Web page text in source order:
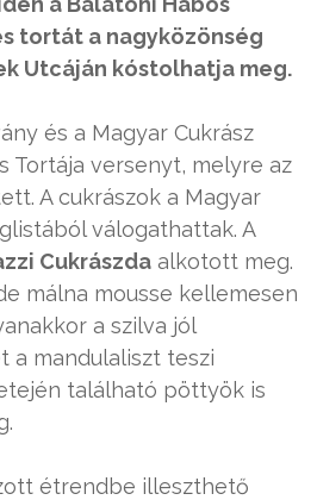
tortát a nagyközönség
Utcáján kóstolhatja meg.
és a Magyar Cukrász
Tortája versenyt, melyre az
A cukrászok a Magyar
válogathattak. A
Cukrászda alkotott meg.
málna mousse kellemesen
a szilva jól
a mandulaliszt teszi
található pöttyök is
étrendbe illeszthető